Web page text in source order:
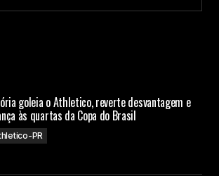
Load More
goleia o Athletico, reverte desvantagem e
às quartas da Copa do Brasil
PR